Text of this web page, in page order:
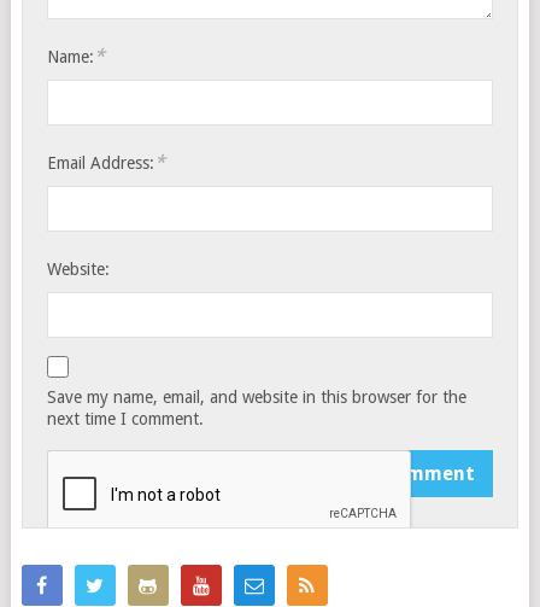
Name: *
Email Address: *
Website:
Save my name, email, and website in this browser for the
next time I comment.